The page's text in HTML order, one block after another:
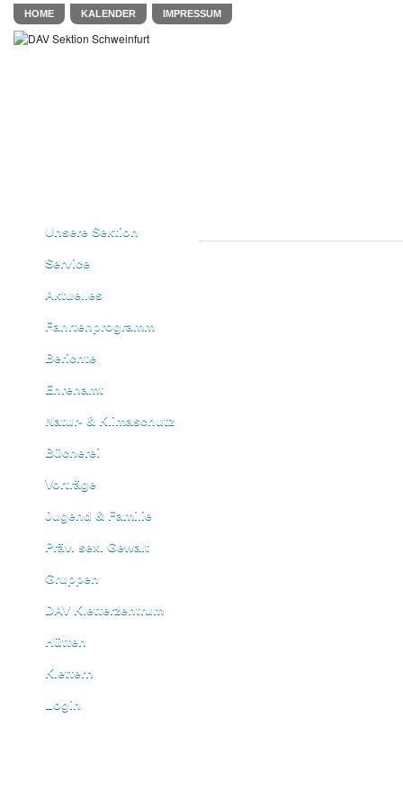
HOME KALENDER IMPRESSUM
Unsere Sektion
Service
Aktuelles
Fahrtenprogramm
Berichte
Ehrenamt
Natur- & Klimaschutz
Bücherei
Vorträge
Jugend & Familie
Präv. sex. Gewalt
Gruppen
DAV Kletterzentrum
Hütten
Klettern
Login